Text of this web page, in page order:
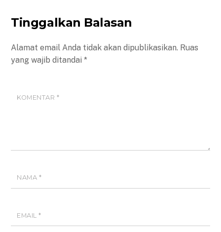
Tinggalkan Balasan
Alamat email Anda tidak akan dipublikasikan. Ruas
yang wajib ditandai*
KOMENTAR*
NAMA *
EMAIL*